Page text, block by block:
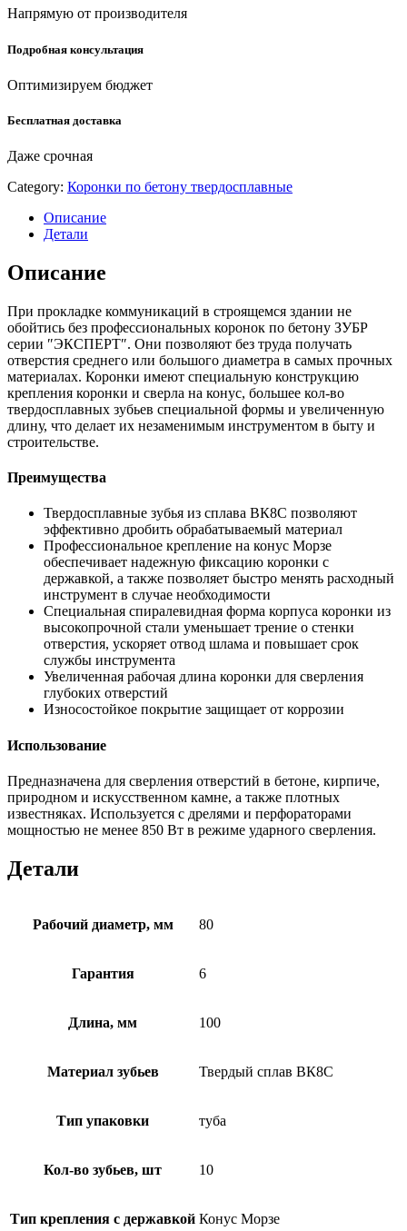
Напрямую от производителя
Подробная консультация
Оптимизируем бюджет
Бесплатная доставка
Даже срочная
Category: Коронки по бетону твердосплавные
Описание
Детали
Описание
При прокладке коммуникаций в строящемся здании не
обойтись без профессиональных коронок по бетону ЗУБР
серии ″ЭКСПЕРТ″. Они позволяют без труда получать
отверстия среднего или большого диаметра в самых прочных
материалах. Коронки имеют специальную конструкцию
крепления коронки и сверла на конус, большее кол-во
твердосплавных зубьев специальной формы и увеличенную
длину, что делает их незаменимым инструментом в быту и
строительстве.
Преимущества
Твердосплавные зубья из сплава ВК8С позволяют
эффективно дробить обрабатываемый материал
Профессиональное крепление на конус Морзе
обеспечивает надежную фиксацию коронки с
державкой, а также позволяет быстро менять расходный
инструмент в случае необходимости
Специальная спиралевидная форма корпуса коронки из
высокопрочной стали уменьшает трение о стенки
отверстия, ускоряет отвод шлама и повышает срок
службы инструмента
Увеличенная рабочая длина коронки для сверления
глубоких отверстий
Износостойкое покрытие защищает от коррозии
Использование
Предназначена для сверления отверстий в бетоне, кирпиче,
природном и искусственном камне, а также плотных
известняках. Используется с дрелями и перфораторами
мощностью не менее 850 Вт в режиме ударного сверления.
Детали
Рабочий диаметр, мм 80
Гарантия 6
Длина, мм 100
Материал зубьев Твердый сплав ВК8С
Тип упаковки туба
Кол-во зубьев, шт 10
Тип крепления с державкой Конус Морзе